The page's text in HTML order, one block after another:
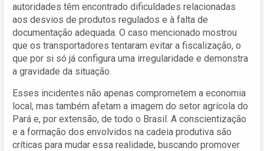
autoridades têm encontrado dificuldades relacionadas
aos desvios de produtos regulados e à falta de
documentação adequada. O caso mencionado mostrou
que os transportadores tentaram evitar a fiscalização, o
que por si só já configura uma irregularidade e demonstra
a gravidade da situação.
Esses incidentes não apenas comprometem a economia
local, mas também afetam a imagem do setor agrícola do
Pará e, por extensão, de todo o Brasil. A conscientização
e a formação dos envolvidos na cadeia produtiva são
críticas para mudar essa realidade, buscando promover